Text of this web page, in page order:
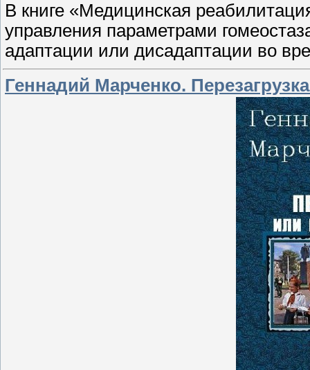
В книге «Медицинская
управления параметрами
адаптации или дисадаптации во
Геннадий Марченко.